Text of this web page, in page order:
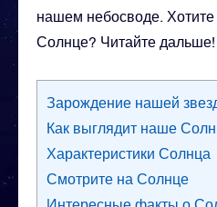
нашем небосводе. Хотите
Солнце? Читайте дальше!
Зарождение нашей
Как выглядит наше
Характеристики Солнца
Смотрите на Солнце